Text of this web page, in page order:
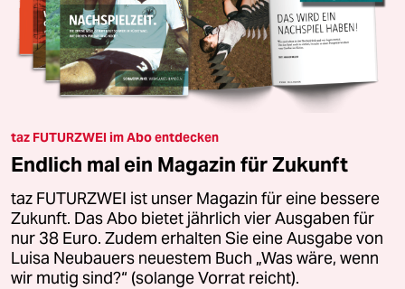
taz FUTURZWEI im Abo entdecken
Endlich mal ein Magazin für Zukunft
taz FUTURZWEI ist unser Magazin für eine bessere
Zukunft. Das Abo bietet jährlich vier Ausgaben für
nur 38 Euro. Zudem erhalten Sie eine Ausgabe von
Luisa Neubauers neuestem Buch „Was wäre, wenn
wir mutig sind?“ (solange Vorrat reicht).